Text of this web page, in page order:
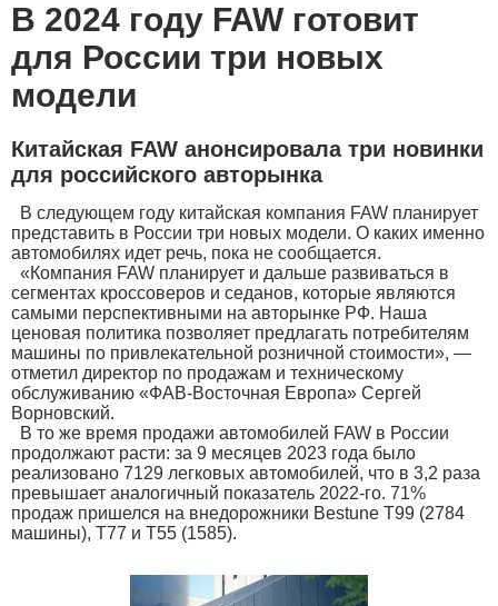
В 2024 году FAW готовит
для России три новых
модели
Китайская FAW анонсировала три новинки
для российского авторынка
В следующем году китайская компания FAW планирует
представить в России три новых модели. О каких именно
автомобилях идет речь, пока не сообщается.
«Компания FAW планирует и дальше развиваться в
сегментах кроссоверов и седанов, которые являются
самыми перспективными на авторынке РФ. Наша
ценовая политика позволяет предлагать потребителям
машины по привлекательной розничной стоимости», —
отметил директор по продажам и техническому
обслуживанию «ФАВ-Восточная Европа» Сергей
Ворновский.
В то же время продажи автомобилей FAW в России
продолжают расти: за 9 месяцев 2023 года было
реализовано 7129 легковых автомобилей, что в 3,2 раза
превышает аналогичный показатель 2022-го. 71%
продаж пришелся на внедорожники Bestune T99 (2784
машины), T77 и T55 (1585).